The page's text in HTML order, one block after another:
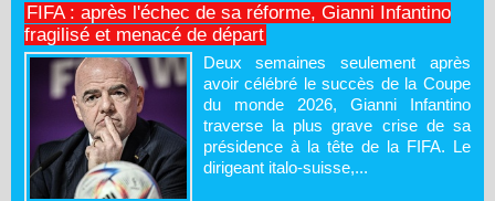
FIFA : après l'échec de sa réforme, Gianni Infantino
fragilisé et menacé de départ
Deux semaines seulement après
avoir célébré le succès de la Coupe
du monde 2026, Gianni Infantino
traverse la plus grave crise de sa
présidence à la tête de la FIFA. Le
dirigeant italo-suisse,...